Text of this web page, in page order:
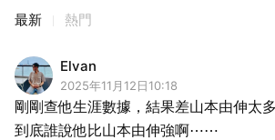
最新 熱門
Elvan
2025年11月12日10:18
剛剛查他生涯數據，結果差山本由伸太
到底誰說他比山本由伸強啊⋯⋯